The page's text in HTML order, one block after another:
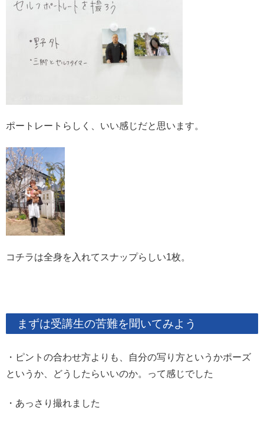
ポートレートらしく、いい感じだと思います。
コチラは全身を入れてスナップらしい1枚。
まずは受講生の苦難を聞いてみよう
・ピントの合わせ方よりも、自分の写り方というかポーズ
というか、どうしたらいいのか。って感じでした
・あっさり撮れました